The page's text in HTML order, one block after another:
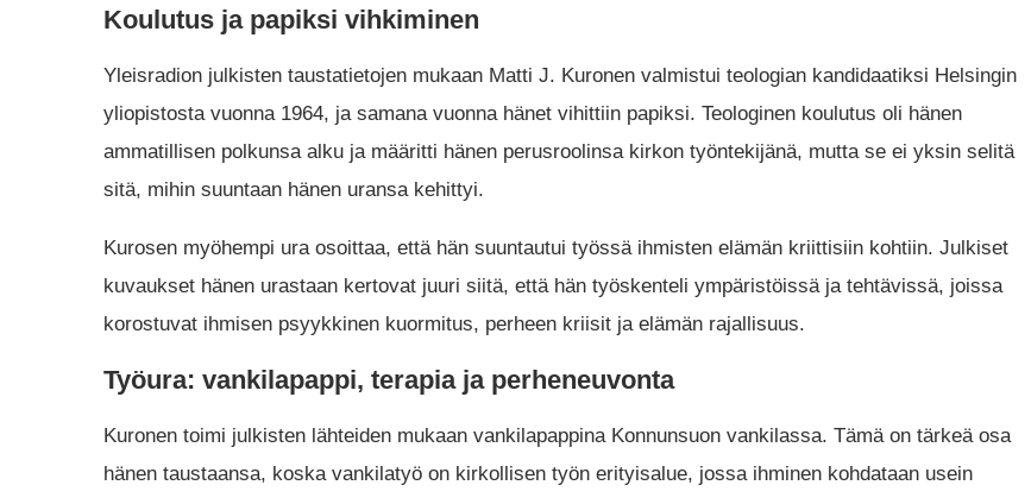
Koulutus ja papiksi vihkiminen
Yleisradion julkisten taustatietojen mukaan Matti J. Kuronen valmistui teologian kandidaatiksi Helsingin
yliopistosta vuonna 1964, ja samana vuonna hänet vihittiin papiksi. Teologinen koulutus oli hänen
ammatillisen polkunsa alku ja määritti hänen perusroolinsa kirkon työntekijänä, mutta se ei yksin selitä
sitä, mihin suuntaan hänen uransa kehittyi.
Kurosen myöhempi ura osoittaa, että hän suuntautui työssä ihmisten elämän kriittisiin kohtiin. Julkiset
kuvaukset hänen urastaan kertovat juuri siitä, että hän työskenteli ympäristöissä ja tehtävissä, joissa
korostuvat ihmisen psyykkinen kuormitus, perheen kriisit ja elämän rajallisuus.
Työura: vankilapappi, terapia ja perheneuvonta
Kuronen toimi julkisten lähteiden mukaan vankilapappina Konnunsuon vankilassa. Tämä on tärkeä osa
hänen taustaansa, koska vankilatyö on kirkollisen työn erityisalue, jossa ihminen kohdataan usein